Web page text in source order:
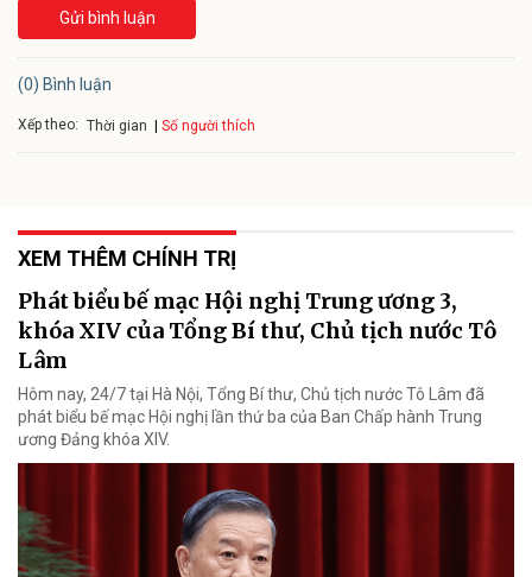
Gửi bình luận
(0) Bình luận
Xếp theo: Thời gian Số người thích
XEM THÊM CHÍNH TRỊ
Phát biểu bế mạc Hội nghị Trung ương 3,
khóa XIV của Tổng Bí thư, Chủ tịch nước Tô
Lâm
Hôm nay, 24/7 tại Hà Nội, Tổng Bí thư, Chủ tịch nước Tô Lâm đã
phát biểu bế mạc Hội nghị lần thứ ba của Ban Chấp hành Trung
ương Đảng khóa XIV.